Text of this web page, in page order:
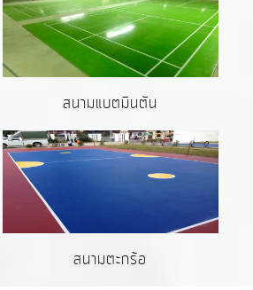
สนามแบตมินตัน
สนามตะกร้อ